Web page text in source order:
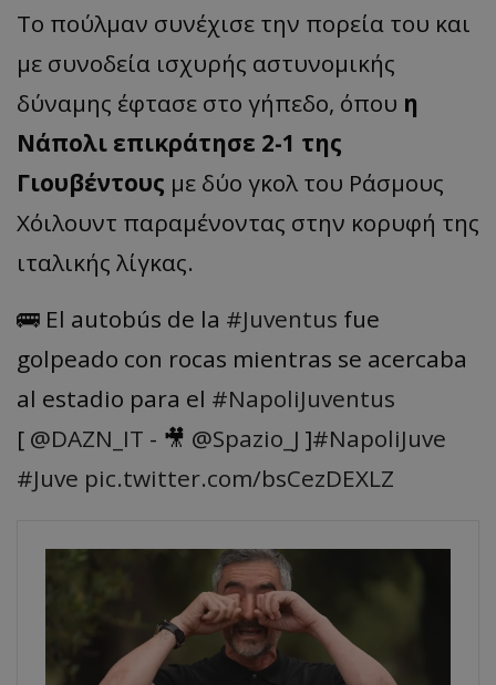
Το πούλμαν συνέχισε την πορεία του και
με συνοδεία ισχυρής αστυνομικής
δύναμης έφτασε στο γήπεδο, όπου η
Νάπολι επικράτησε 2-1 της
Γιουβέντους με δύο γκολ του Ράσμους
Χόιλουντ παραμένοντας στην κορυφή της
ιταλικής λίγκας.
🚌 El autobús de la #Juventus fue
golpeado con rocas mientras se acercaba
al estadio para el #NapoliJuventus
[ @DAZN_IT - 🎥 @Spazio_J ]#NapoliJuve
#Juve pic.twitter.com/bsCezDEXLZ